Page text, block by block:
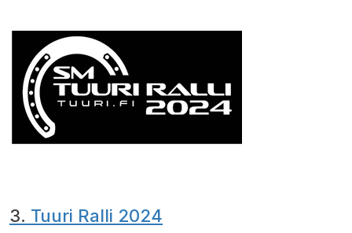
3. Tuuri Ralli 2024